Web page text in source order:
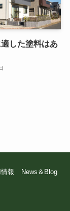
した塗料はあ
報
News＆Blog